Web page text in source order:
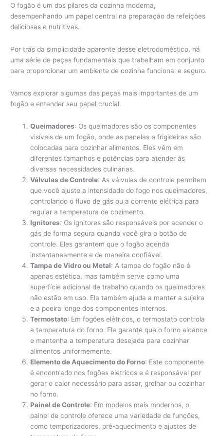
O fogão é um dos pilares da cozinha moderna,
desempenhando um papel central na preparação de refeições
deliciosas e nutritivas.
Por trás da simplicidade aparente desse eletrodoméstico, há
uma série de peças fundamentais que trabalham em conjunto
para proporcionar um ambiente de cozinha funcional e seguro.
Vamos explorar algumas das peças mais importantes de um
fogão e entender seu papel crucial.
Queimadores: Os queimadores são os componentes
visíveis de um fogão, onde as panelas e frigideiras são
colocadas para cozinhar alimentos. Eles vêm em
diferentes tamanhos e potências para atender às
diversas necessidades culinárias.
Válvulas de Controle: As válvulas de controle permitem
que você ajuste a intensidade do fogo nos queimadores,
controlando o fluxo de gás ou a corrente elétrica para
regular a temperatura de cozimento.
Ignitores: Os ignitores são responsáveis por acender o
gás de forma segura quando você gira o botão de
controle. Eles garantem que o fogão acenda
instantaneamente e de maneira confiável.
Tampa de Vidro ou Metal: A tampa do fogão não é
apenas estética, mas também serve como uma
superfície adicional de trabalho quando os queimadores
não estão em uso. Ela também ajuda a manter a sujeira
e a poeira longe dos componentes internos.
Termostato: Em fogões elétricos, o termostato controla
a temperatura do forno. Ele garante que o forno alcance
e mantenha a temperatura desejada para cozinhar
alimentos uniformemente.
Elemento de Aquecimento do Forno: Este componente
é encontrado nos fogões elétricos e é responsável por
gerar o calor necessário para assar, grelhar ou cozinhar
no forno.
Painel de Controle: Em modelos mais modernos, o
painel de controle oferece uma variedade de funções,
como temporizadores, pré-aquecimento e ajustes de